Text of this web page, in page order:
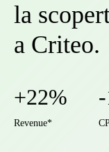
la
a Criteo.
+22%
Revenue*